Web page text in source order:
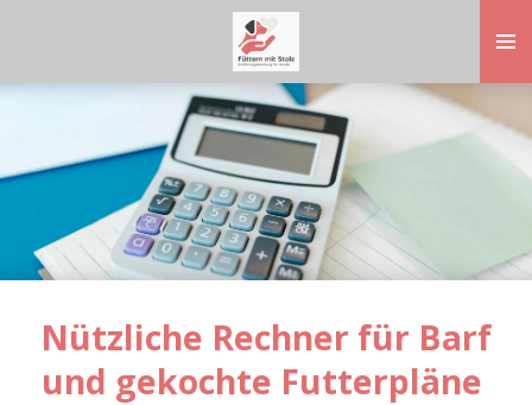
springen
Nützliche Rechner für Barf
und gekochte Futterpläne